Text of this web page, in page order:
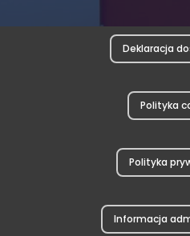
Deklaracja
Polityka
Polityka
Informacja